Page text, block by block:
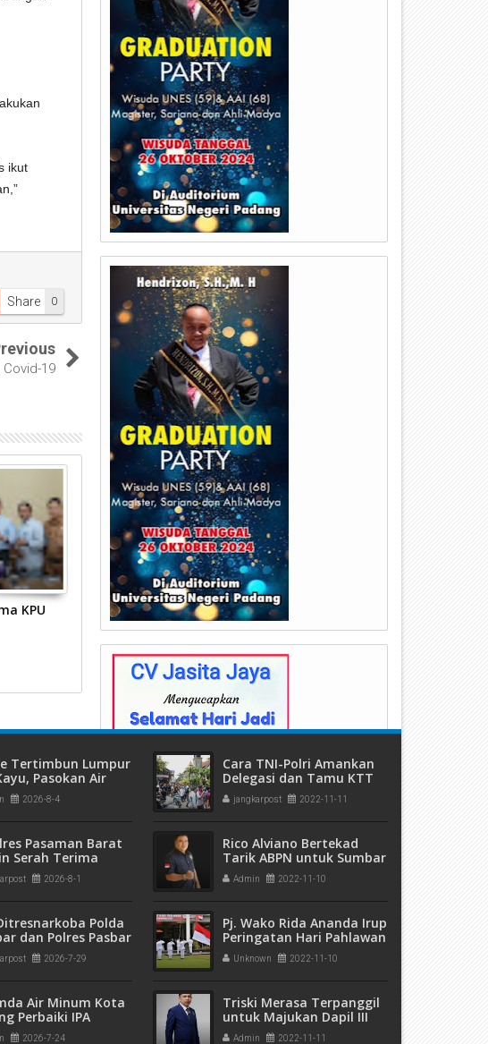
ikut
0
Share
Covid-19
KPU
Oct
2022
Porprov 2023 Akan Dihelat, Komisi
B RDPU Bersama KONI Kota
Tertimbun Lumpur
Pasokan Air
di Kota Padang
2026-8-4
Pasaman Barat
Serah Terima
PJU Polres dan
Sungai Beremas
2026-8-1
Polda
dan Polres Pasbar
Peredaran
30 Paket Ganja
2026-7-29
Air Minum Kota
Perbaiki IPA
Pangilun, 25 Ribu
2026-7-24
Cara TNI-Polri Amankan
Delegasi dan Tamu KTT
G20 saat Beribadah
jangkarpost 2022-11-11
Rico Alviano Bertekad
Tarik ABPN untuk Sumbar
dan Majukan Ekonomi
Admin 2022-11-10
Pj. Wako Rida Ananda Irup
Peringatan Hari Pahlawan
Unknown 2022-11-10
Triski Merasa Terpanggil
untuk Majukan Dapil III
Agam dan Bukittinggi
Admin 2022-11-11